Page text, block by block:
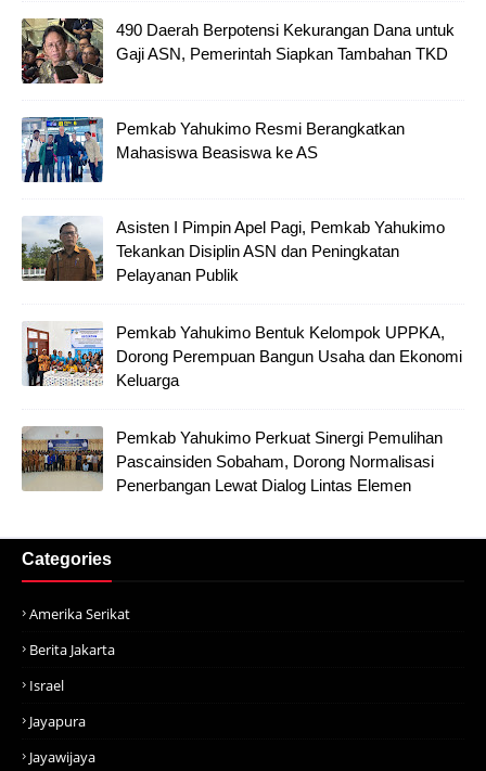
490 Daerah Berpotensi Kekurangan Dana untuk
Gaji ASN, Pemerintah Siapkan Tambahan TKD
Pemkab Yahukimo Resmi Berangkatkan
Mahasiswa Beasiswa ke AS
Asisten I Pimpin Apel Pagi, Pemkab Yahukimo
Tekankan Disiplin ASN dan Peningkatan
Pelayanan Publik
Pemkab Yahukimo Bentuk Kelompok UPPKA,
Dorong Perempuan Bangun Usaha dan Ekonomi
Keluarga
Pemkab Yahukimo Perkuat Sinergi Pemulihan
Pascainsiden Sobaham, Dorong Normalisasi
Penerbangan Lewat Dialog Lintas Elemen
Categories
Amerika Serikat
Berita Jakarta
Israel
Jayapura
Jayawijaya